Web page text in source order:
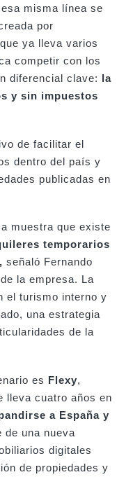
esa misma línea se
por
ya lleva varios
competir con los
diferencial clave: la
y sin impuestos
de facilitar el
dentro del país y
publicadas en
muestra que existe
temporarios
señaló Fernando
la empresa. La
el turismo interno y
una estrategia
de la
es Flexy,
lleva cuatro años en
a España y
de una nueva
digitales
de propiedades y